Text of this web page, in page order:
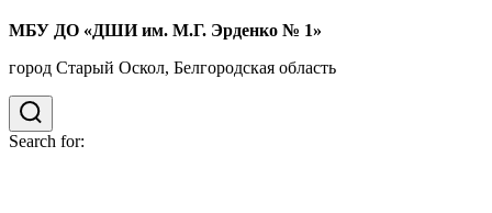
МБУ ДО «ДШИ им. М.Г. Эрденко № 1»
город Старый Оскол, Белгородская область
Search for: